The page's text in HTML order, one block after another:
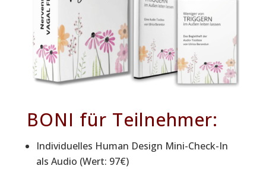
BONI für Teilnehmer:
Individuelles Human Design Mini-Check-In
als Audio (Wert: 97€)